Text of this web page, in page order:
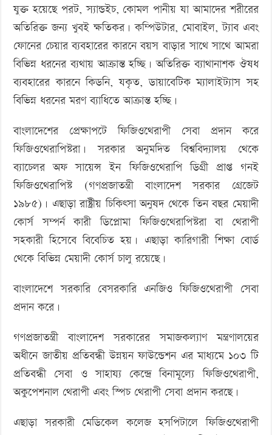
যুক্ত হয়েছে পরট, স্যান্ডইচ, কোমল পানীয় যা আমাদের শরীরের
অতিরিক্ত জন্য খুবই ক্ষতিকর। কম্পিউটার, মোবাইল, ট্যাব এবং
ফোনের চেয়ার ব্যবহারের কারনে বয়স বাড়ার সাথে সাথে আমরা
বিভিন্ন ধরনের ব্যথায় আক্রান্ত হচ্ছি। অতিরিক্ত ব্যাথানাশক ঔষধ
ব্যবহারের কারনে কিডনি, যকৃত, ডায়াবেটিক ম্যালাইট্যাস সহ
বিভিন্ন ধরনের মরণ ব্যাধিতে আক্রান্ত হচ্ছি।
বাংলাদেশের প্রেক্ষাপটে ফিজিওথেরাপী সেবা প্রদান করে
ফিজিওথেরাপিস্টরা। সরকার অনুমদিত বিশ্ববিদ্যালয় থেকে
ব্যাচেলর অফ সায়েন্স ইন ফিজিওথেরাপি ডিগ্রী প্রাপ্ত গনই
ফিজিওথেরাপিস্ট (গণপ্রজাতন্ত্রী বাংলাদেশ সরকার গ্রেজেট
১৯৮৫)। এছাড়া রাষ্ট্রীয় চিকিৎসা অনুষদ থেকে তিন বছর মেয়াদী
কোর্স সম্পর্ন কারী ডিপ্লোমা ফিজিওথেরাপিস্টরা বা থেরাপী
সহকারী হিসেবে বিবেচিত হয়। এছাড়া কারিগারী শিক্ষা বোর্ড
থেকে বিভিন্ন মেয়াদী কোর্স চালু রয়েছে।
বাংলাদেশে সরকারি বেসরকারি এনজিও ফিজিওথেরাপী সেবা
প্রদান করে।
গণপ্রজাতন্ত্রী বাংলাদেশ সরকারের সমাজকল্যাণ মন্ত্রণালয়ের
অধীনে জাতীয় প্রতিবন্ধী উন্নয়ন ফাউন্ডেশন এর মাধ্যমে ১০৩ টি
প্রতিবন্ধী সেবা ও সাহায্য কেন্দ্রে বিনামূল্যে ফিজিওথেরাপী,
অকুপেশনাল থেরাপী এবং স্পিচ থেরাপী সেবা প্রদান করছে।
এছাড়া সরকারী মেডিকেল কলেজ হসপিটালে ফিজিওথেরাপী